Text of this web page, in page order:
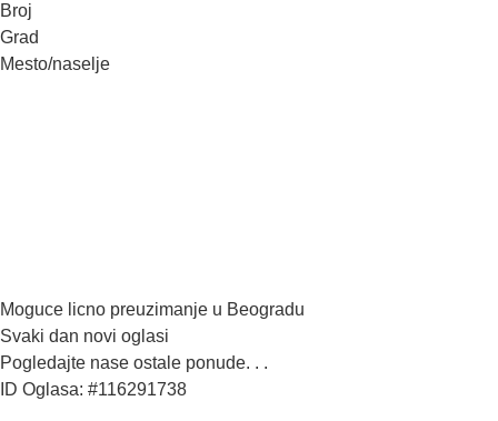
Broj
Grad
Mesto/naselje
Moguce licno preuzimanje u Beogradu
Svaki dan novi oglasi
Pogledajte nase ostale ponude. . .
ID Oglasa: #116291738